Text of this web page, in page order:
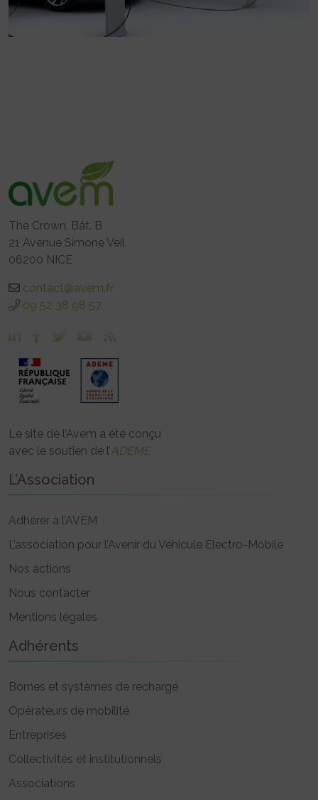
The Crown, Bât. B
21 Avenue Simone Veil
06200 NICE
contact@avem.fr
09 52 38 98 57
Le site de l’Avem a été conçu
avec le soutien de l’ADEME
L’Association
Adhérer à l’AVEM
L’association pour l’Avenir du Véhicule Electro-Mobile
Nos actions
Nous contacter
Mentions légales
Adhérents
Bornes et systèmes de recharge
Opérateurs de mobilité
Entreprises
Collectivités et institutionnels
Associations